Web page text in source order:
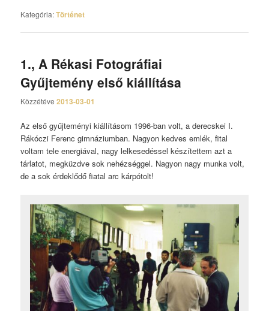
Kategória:Történet
1., A Rékasi Fotográfiai
Gyűjtemény első kiállítása
Közzétéve2013-03-01
Az első gyűjteményi kiállításom 1996-ban volt, a derecskei I.
Rákóczi Ferenc gimnáziumban. Nagyon kedves emlék, fital
voltam tele energiával, nagy lelkesedéssel készítettem azt a
tárlatot, megküzdve sok nehézséggel. Nagyon nagy munka volt,
de a sok érdeklődő fiatal arc kárpótolt!